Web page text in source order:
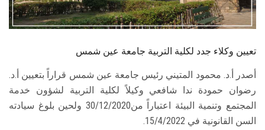
الخريجين
الزائـرون
سجل الان
تعيين وكلاء جدد لكلية التربية جامعة عين شمس
أصدر أ.د. محمود المتيني رئيس جامعة عين شمس قراراً بتعيين أ.د.
رضوان حمودة ندا شافعي وكيلاً لكلية التربية لشؤون خدمة
المجتمع وتنمية البيئة اعتباراً من30/12/2020 ولحين بلوغ سيادته
السن القانونية في 15/4/2022.